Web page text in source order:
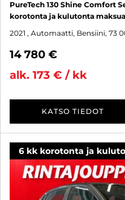
PureTech 130 Shine Comfort
korotonta ja kulutonta
2021 , Automaatti, Bensiini, 73
14 780 €
alk. 173 € / kk
KATSO TIEDOT
6 kk korotonta ja